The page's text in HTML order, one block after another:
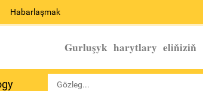
Habarlaşmak
Gurluşyk harytlary eliňiziň